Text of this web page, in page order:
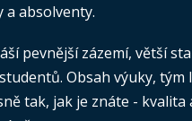
a absolventy.
pevnější zázemí, větší
Obsah výuky,
tak, jak je znáte -